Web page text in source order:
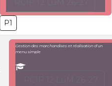
P1
Gestion des marchandises et réalisation d'un
menu simple